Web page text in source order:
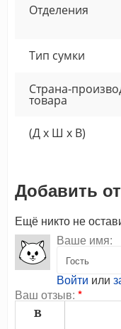
Отделения
Тип сумки
Страна-
товара
(Д x Ш x В)
Добавить
Ещё никто не
Ваше имя:
Войти или
Ваш отзыв: *
